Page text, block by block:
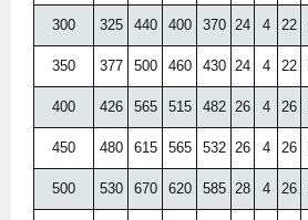
300 325 440 400 370 24 4 22
350 377 500 460 430 24 4 22
400 426 565 515 482 26 4 26
450 480 615 565 532 26 4 26
500 530 670 620 585 28 4 26